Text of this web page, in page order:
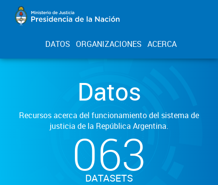
DATOS ORGANIZACIONES ACERCA
Datos
Recursos acerca del funcionamiento del sistema de
justicia de la República Argentina.
063
DATASETS